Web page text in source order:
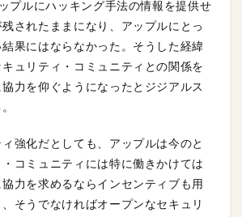
プルにハッキング手法の情報を提供せ
されたままになり、アップルにとっ
果にはならなかった。そうした経緯
ュリティ・コミュニティとの関係を
力を仰ぐようになったとジジアルス
強化だとしても、アップルは今のと
コミュニティには特に働きかけては
力を求めるならインセンティブも用
そうでなければオープンなセキュリ